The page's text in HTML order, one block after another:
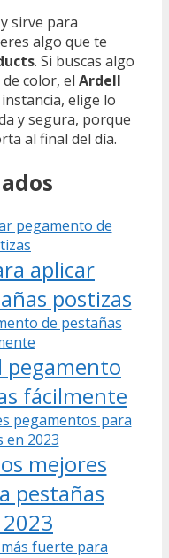
sirve para
algo que te
. Si buscas algo
color, el Ardell
elige lo
y segura, porque
al final del día.
aplicar
postizas
pegamento
fácilmente
mejores
pestañas